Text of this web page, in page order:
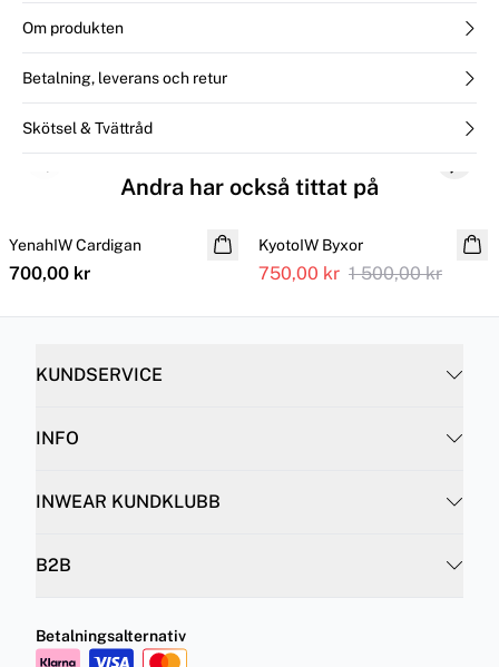
Om produkten
Betalning, leverans och retur
Skötsel & Tvättråd
Andra har också tittat på
NYHET
YenahIW Cardigan
700,00 kr
SALE
KyotoIW Byxor
750,00 kr 1 500,00 kr
Previous slide Next
KUNDSERVICE
INFO
INWEAR KUNDKLUBB
B2B
Betalningsalternativ